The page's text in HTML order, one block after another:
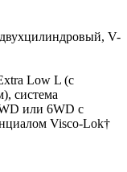
V-
Low L (с
система
или 6WD с
Visco-Lok†